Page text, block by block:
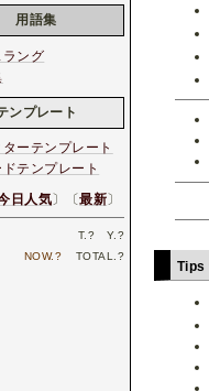
Tips
用語集
ング
ンプレート
ーテンプレート
テンプレート
日人気〕〔最新〕
T. ? Y. ?
NOW.? TOTAL. ?